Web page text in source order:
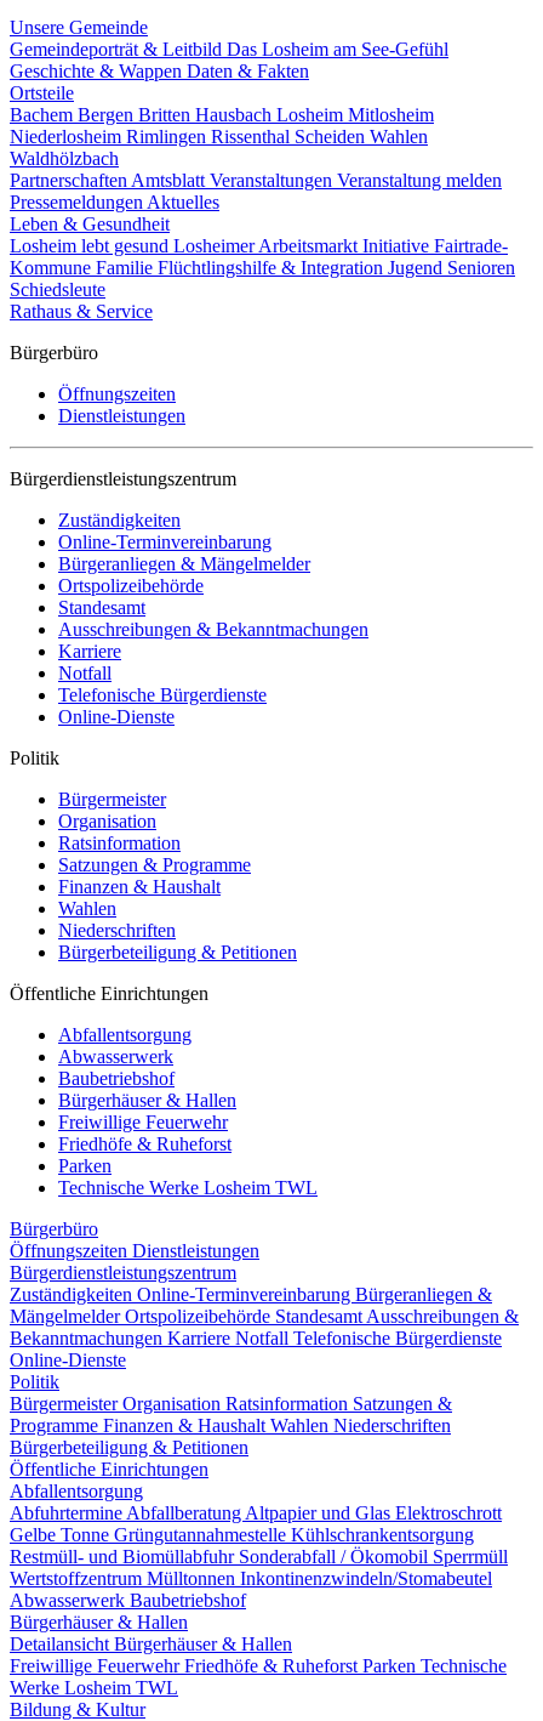
Unsere Gemeinde
Gemeindeporträt & Leitbild Das Losheim am See-Gefühl
Geschichte & Wappen Daten & Fakten
Ortsteile
Bachem Bergen Britten Hausbach Losheim Mitlosheim
Niederlosheim Rimlingen Rissenthal Scheiden Wahlen
Waldhölzbach
Partnerschaften Amtsblatt Veranstaltungen Veranstaltung melden
Pressemeldungen Aktuelles
Leben & Gesundheit
Losheim lebt gesund Losheimer Arbeitsmarkt Initiative Fairtrade-
Kommune Familie Flüchtlingshilfe & Integration Jugend Senioren
Schiedsleute
Rathaus & Service
Bürgerbüro
Öffnungszeiten
Dienstleistungen
Bürgerdienstleistungszentrum
Zuständigkeiten
Online-Terminvereinbarung
Bürgeranliegen & Mängelmelder
Ortspolizeibehörde
Standesamt
Ausschreibungen & Bekanntmachungen
Karriere
Notfall
Telefonische Bürgerdienste
Online-Dienste
Politik
Bürgermeister
Organisation
Ratsinformation
Satzungen & Programme
Finanzen & Haushalt
Wahlen
Niederschriften
Bürgerbeteiligung & Petitionen
Öffentliche Einrichtungen
Abfallentsorgung
Abwasserwerk
Baubetriebshof
Bürgerhäuser & Hallen
Freiwillige Feuerwehr
Friedhöfe & Ruheforst
Parken
Technische Werke Losheim TWL
Bürgerbüro
Öffnungszeiten Dienstleistungen
Bürgerdienstleistungszentrum
Zuständigkeiten Online-Terminvereinbarung Bürgeranliegen &
MängelmelderOrtspolizeibehörde Standesamt Ausschreibungen &
Bekanntmachungen Karriere Notfall Telefonische Bürgerdienste
Online-Dienste
Politik
BürgermeisterOrganisation Ratsinformation Satzungen &
Programme Finanzen & Haushalt Wahlen Niederschriften
Bürgerbeteiligung & Petitionen
Öffentliche Einrichtungen
Abfallentsorgung
Abfuhrtermine Abfallberatung Altpapier und Glas Elektroschrott
Gelbe Tonne Grüngutannahmestelle Kühlschrankentsorgung
Restmüll- und Biomüllabfuhr Sonderabfall / Ökomobil Sperrmüll
Wertstoffzentrum Mülltonnen Inkontinenzwindeln/Stomabeutel
Abwasserwerk Baubetriebshof
Bürgerhäuser & Hallen
Detailansicht Bürgerhäuser & Hallen
Freiwillige FeuerwehrFriedhöfe & Ruheforst Parken Technische
Werke Losheim TWL
Bildung & Kultur